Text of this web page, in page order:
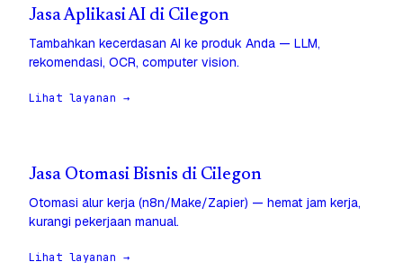
Jasa Aplikasi AI di Cilegon
Tambahkan kecerdasan AI ke produk Anda — LLM,
rekomendasi, OCR, computer vision.
Lihat layanan →
Jasa Otomasi Bisnis di Cilegon
Otomasi alur kerja (n8n/Make/Zapier) — hemat jam kerja,
kurangi pekerjaan manual.
Lihat layanan →